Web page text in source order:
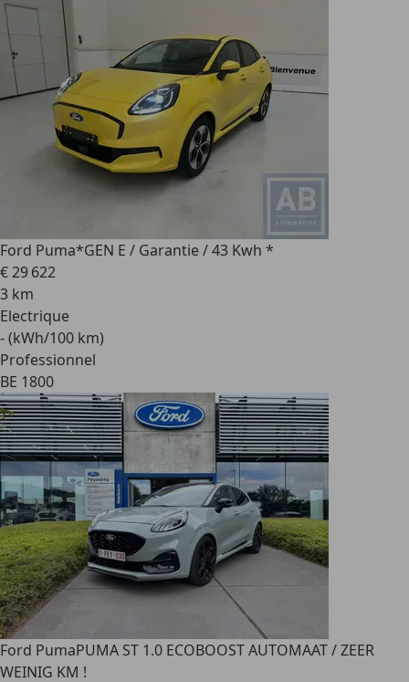
Ford Puma*GEN E / Garantie / 43 Kwh *
€ 29 622
3 km
Electrique
- (kWh/100 km)
Professionnel
BE 1800
Ford PumaPUMA ST 1.0 ECOBOOST AUTOMAAT / ZEER
WEINIG KM !